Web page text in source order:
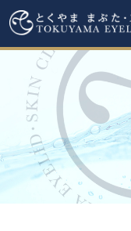
と
や
ま
ま
ぶ
た
ス